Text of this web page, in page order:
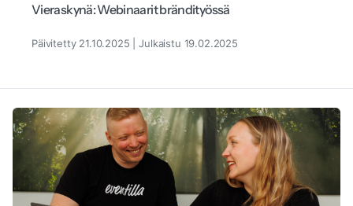
Vieraskynä: Webinaarit brändityössä
Päivitetty 21.10.2025 | Julkaistu 19.02.2025